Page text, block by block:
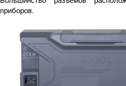
приборов.